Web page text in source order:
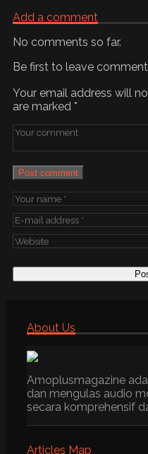
Add a comment
No comments so far.
Be first to leave
Your email address will
are marked *
Post comment
About Us
Amoplusmagazine
dan mengulas audio
secara komprehensif
Articles Map